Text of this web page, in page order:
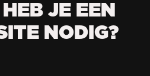
JE EEN
NODIG?